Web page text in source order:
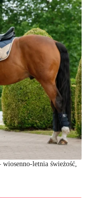
letnia świeżość,